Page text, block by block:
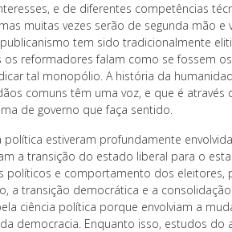
e de diferentes competências
muitas vezes serão de segunda mão
tem sido tradicionalmente
os reformadores falam como se fossem
tal monopólio. A história da
comuns têm uma voz, e que é
de governo que faça sentido.
política estiveram profundamente
a transição do estado liberal para o
políticos e comportamento dos eleitores,
a transição democrática e a
ciência política porque envolviam a
democracia. Enquanto isso, estudos